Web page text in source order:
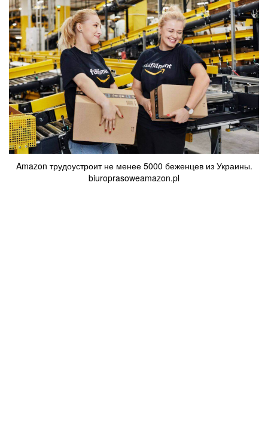
Amazon трудоустроит не менее 5000 беженцев из Украины.
biuroprasoweamazon.pl